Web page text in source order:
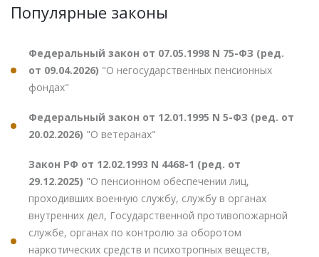
Популярные законы
Федеральный закон от 07.05.1998 N 75-ФЗ (ред.
от 09.04.2026) "О негосударственных пенсионных
фондах"
Федеральный закон от 12.01.1995 N 5-ФЗ (ред. от
20.02.2026) "О ветеранах"
Закон РФ от 12.02.1993 N 4468-1 (ред. от
29.12.2025) "О пенсионном обеспечении лиц,
проходивших военную службу, службу в органах
внутренних дел, Государственной противопожарной
службе, органах по контролю за оборотом
наркотических средств и психотропных веществ,